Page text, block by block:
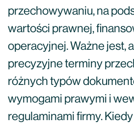
przechowywaniu, na
wartości prawnej,
operacyjnej. Ważne jest,
precyzyjne terminy
różnych typów
wymogami prawymi i
regulaminami firmy.